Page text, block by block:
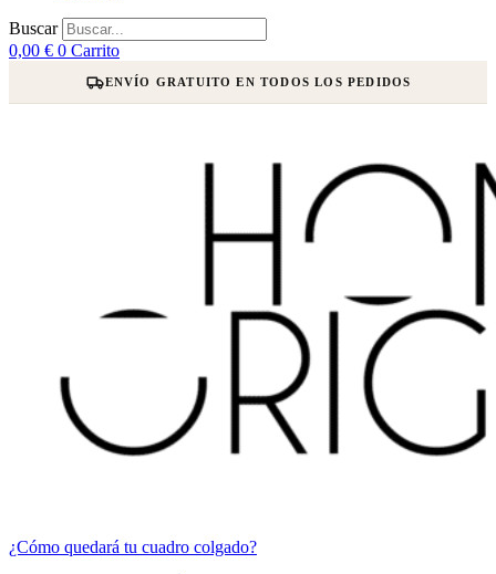
Buscar
0,00 € 0 Carrito
ENVÍO GRATUITO EN TODOS LOS PEDIDOS
¿Cómo quedará tu cuadro colgado?